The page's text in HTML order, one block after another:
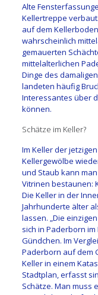
Alte
Kellertreppe
auf dem
wahrscheinlich
gemauerten
mittelalterlichen
Dinge des
landeten häufig
Interessantes über
können.
Schätze im Keller?
Im Keller der
Kellergewölbe
und Staub kann
Vitrinen bestaunen:
Die Keller in der
Jahrhunderte älter
lassen. „Die
sich in Paderborn
Gündchen. Im
Paderborn auf dem
Keller in einem
Stadtplan, erfasst
Schätze. Man muss